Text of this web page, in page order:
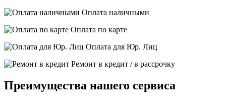
Оплата наличными
Оплата по карте
Оплата для Юр. Лиц
Ремонт в кредит / в рассрочку
Преимущества нашего сервиса